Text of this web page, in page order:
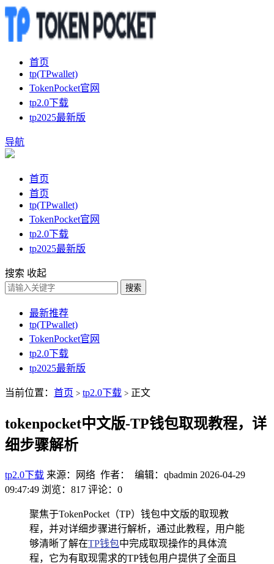
首页
tp(TPwallet)
TokenPocket官网
tp2.0下载
tp2025最新版
导航
首页
首页
tp(TPwallet)
TokenPocket官网
tp2.0下载
tp2025最新版
搜索 收起
搜索
最新推荐
tp(TPwallet)
TokenPocket官网
tp2.0下载
tp2025最新版
当前位置： 首页 > tp2.0下载 > 正文
tokenpocket中文版-TP钱包取现教程，详
细步骤解析
tp2.0下载 来源：网络 作者： 编辑：qbadmin 2026-04-29
09:47:49 浏览：817 评论：0
聚焦于TokenPocket（TP）钱包中文版的取现教
程，并对详细步骤进行解析，通过此教程，用户能
够清晰了解在TP钱包中完成取现操作的具体流
程，它为有取现需求的TP钱包用户提供了全面且